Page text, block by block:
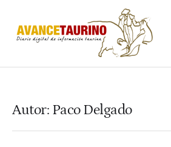
Autor: Paco Delgado